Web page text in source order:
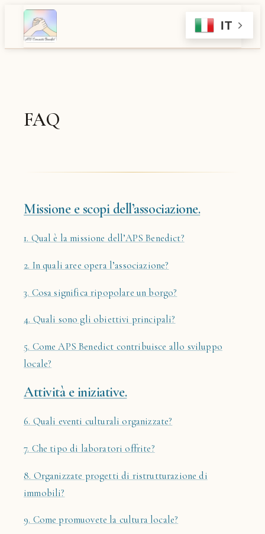
contenuto
FAQ
Missione e scopi dell’associazione.
1. Qual è la missione dell’APS Benedict?
2. In quali aree opera l’associazione?
3. Cosa significa ripopolare un borgo?
4. Quali sono gli obiettivi principali?
5. Come APS Benedict contribuisce allo sviluppo
locale?
Attività e iniziative.
6. Quali eventi culturali organizzate?
7. Che tipo di laboratori offrite?
8. Organizzate progetti di ristrutturazione di
immobili?
9. Come promuovete la cultura locale?
IT